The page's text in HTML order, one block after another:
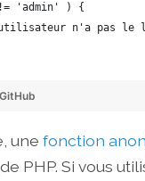
'admin' ) {
n'a pas le
GitHub
une fonction
PHP. Si vous